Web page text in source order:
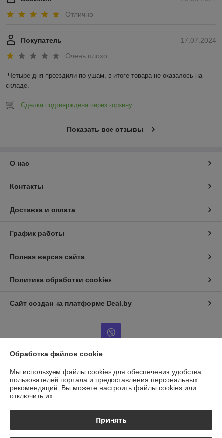
Отлично
17.07.2024
Покупатель
Очень плохо
Четыре дня проездили по ушам, в итоге товара не оказалось на
складе.
Сделка подтверждена через корзину
Показать все отзывы
О нас
Контакты
Доставка и оплата
График работы
Полная версия сайта
Политика обработки cookies
Сайт создан на платформе Deal.by
Информация для покупателя
Юридическое лицо:ООО "ГАЗАВТОТОРГ"
г.Минск, ул.Бабушкина д.25, каб14
Регистрационный номер ЕГР: 193958856
Обработка файлов cookie
Мы используем файлы cookies для обеспечения удобства
пользователей портала и предоставления персональных
рекомендаций. Вы можете настроить файлы cookies или
отключить их.
Принять